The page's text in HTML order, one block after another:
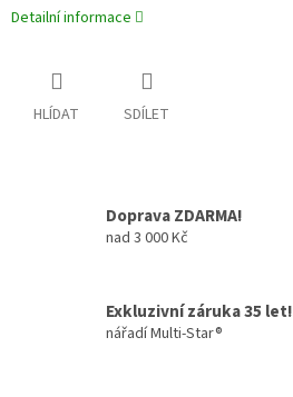
Detailní informace
HLÍDAT SDÍLET
Doprava ZDARMA!
nad 3 000 Kč
Exkluzivní záruka 35 let!
nářadí Multi-Star®